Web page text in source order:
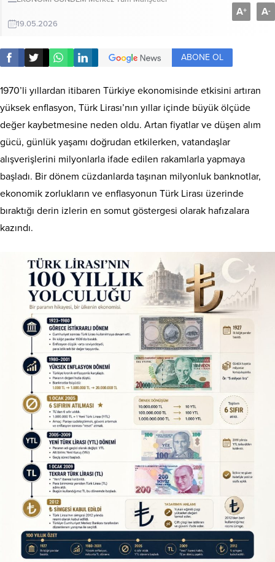
19.05.2026
A+ A-
ABONE OL
1970’li yıllardan itibaren Türkiye ekonomisinde etkisini artıran
yüksek enflasyon, Türk Lirası’nın yıllar içinde büyük ölçüde
değer kaybetmesine neden oldu. Artan fiyatlar ve düşen alım
gücü, günlük yaşamı doğrudan etkilerken, vatandaşlar
alışverişlerini milyonlarla ifade edilen rakamlarla yapmaya
başladı. Bir dönem cüzdanlarda taşınan milyonluk banknotlar,
ekonomik zorlukların ve enflasyonun Türk Lirası üzerinde
bıraktığı derin izlerin en somut göstergesi olarak hafızalara
kazındı.